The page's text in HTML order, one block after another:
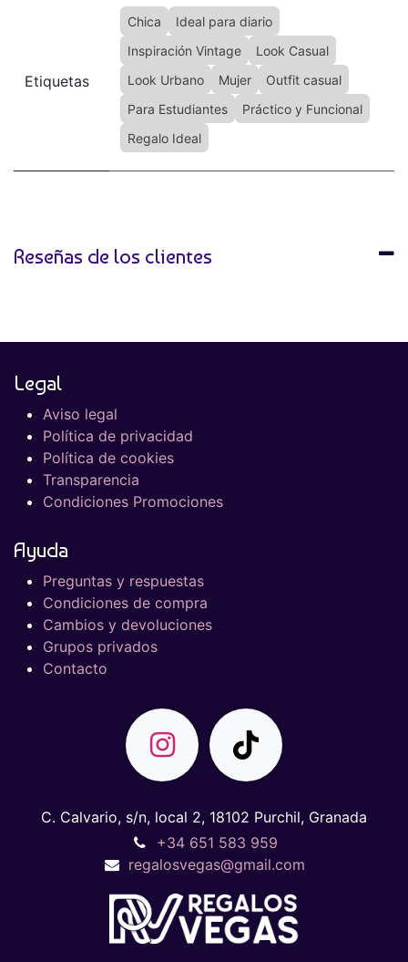
Etiquetas
Chica
Ideal para diario
Inspiración Vintage
Look Casual
Look Urbano
Mujer
Outfit casual
Para Estudiantes
Práctico y Funcional
Regalo Ideal
Reseñas de los clientes
Legal
Aviso legal
Política de privacidad
Política de cookies
Transparencia
Condiciones Promociones
Ayuda
Preguntas y respuestas
Condiciones de compra
Cambios y devoluciones
Grupos privados
Contacto
C. Calvario, s/n, local 2, 18102 Purchil, Granada
+34 651 583 959
regalosvegas@gmail.com